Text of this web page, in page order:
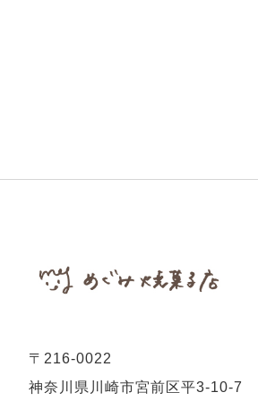
〒216-0022
神奈川県川崎市宮前区平3-10-7